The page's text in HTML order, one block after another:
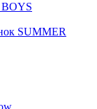
SUMMER